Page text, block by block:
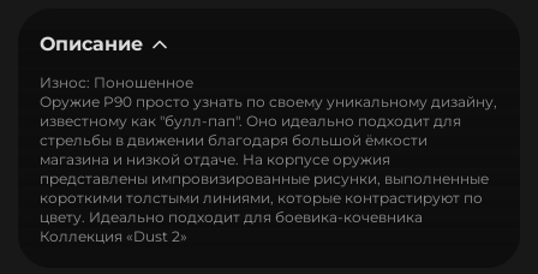
Описание
Износ: Поношенное
Оружие P90 просто узнать по своему уникальному дизайну,
известному как "булл-пап". Оно идеально подходит для
стрельбы в движении благодаря большой ёмкости
магазина и низкой отдаче. На корпусе оружия
представлены импровизированные рисунки, выполненные
короткими толстыми линиями, которые контрастируют по
цвету. Идеально подходит для боевика-кочевника
Коллекция «Dust 2»